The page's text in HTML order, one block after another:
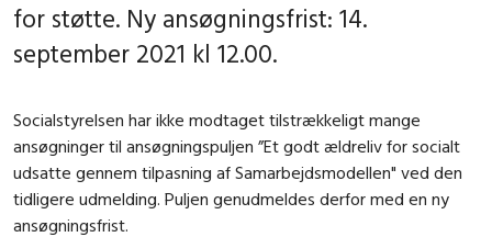
for støtte. Ny ansøgningsfrist: 14.
september 2021 kl 12.00.
Socialstyrelsen har ikke modtaget tilstrækkeligt mange
ansøgninger til ansøgningspuljen ”Et godt ældreliv for socialt
udsatte gennem tilpasning af Samarbejdsmodellen" ved den
tidligere udmelding. Puljen genudmeldes derfor med en ny
ansøgningsfrist.